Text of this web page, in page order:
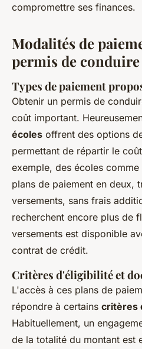
compromettre ses finances.
Modalités de
permis de conduire
Types de paiement
Obtenir un permis de
coût important.
écoles offrent des options
permettant de répartir le
exemple, des écoles
plans de paiement en deux,
versements, sans frais
recherchent encore plus de
versements est disponible
contrat de crédit.
Critères d'éligibilité et
L'accès à ces plans de
répondre à certains critères
Habituellement, un
de la totalité du montant est